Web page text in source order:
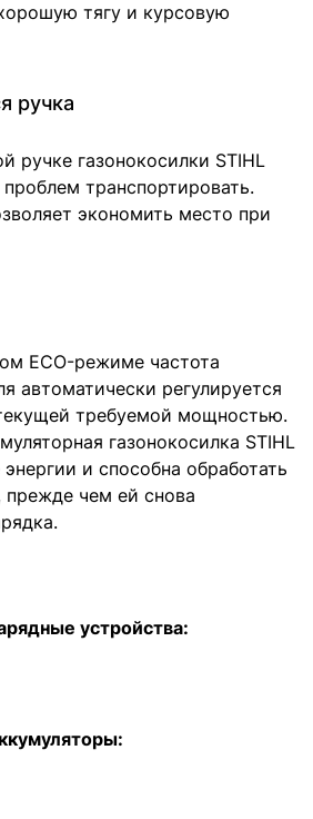
тягу и курсовую
ручка
ручке газонокосилки STIHL
транспортировать.
экономить место при
ECO-режиме частота
автоматически регулируется
требуемой мощностью.
газонокосилка STIHL
и способна обработать
чем ей снова
устройства: